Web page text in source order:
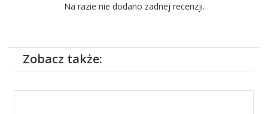
Na razie nie dodano żadnej recenzji.
Zobacz także: